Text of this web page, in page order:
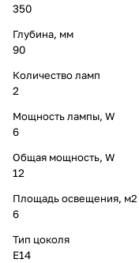
350
Глубина, мм
90
Количество ламп
2
Мощность лампы, W
6
Общая мощность, W
12
Площадь освещения, м2
6
Тип цоколя
E14